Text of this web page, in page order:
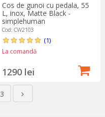
Cos de gunoi cu pedala, 55
L, inox, Matte Black -
simplehuman
Cod: CW2103
(1)
La comandă
1290 lei
3